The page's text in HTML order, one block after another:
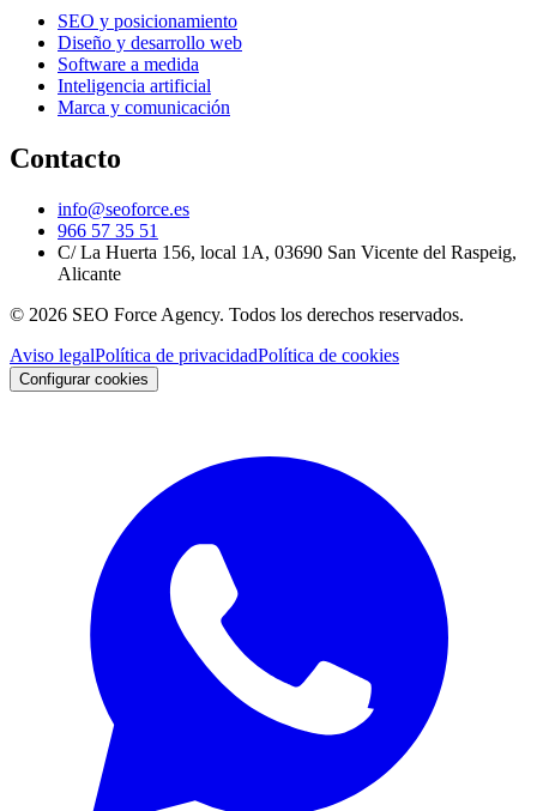
SEO y posicionamiento
Diseño y desarrollo web
Software a medida
Inteligencia artificial
Marca y comunicación
Contacto
info@seoforce.es
966 57 35 51
C/ La Huerta 156, local 1A, 03690 San Vicente del Raspeig,
Alicante
© 2026 SEO Force Agency. Todos los derechos reservados.
Aviso legalPolítica de privacidadPolítica de cookies
Configurar cookies